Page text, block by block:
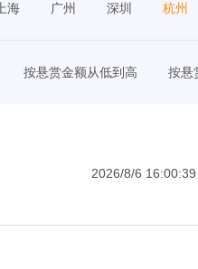
上海 广州 深圳 杭州
按悬赏金额从低到高 按悬
2026/8/6 16:00:39